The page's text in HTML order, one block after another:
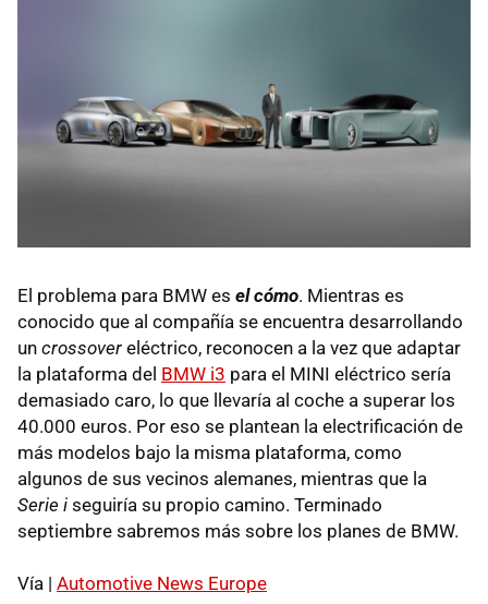
El problema para BMW es el cómo. Mientras es
conocido que al compañía se encuentra desarrollando
un crossover eléctrico, reconocen a la vez que adaptar
la plataforma del BMW i3 para el MINI eléctrico sería
demasiado caro, lo que llevaría al coche a superar los
40.000 euros. Por eso se plantean la electrificación de
más modelos bajo la misma plataforma, como
algunos de sus vecinos alemanes, mientras que la
Serie i seguiría su propio camino. Terminado
septiembre sabremos más sobre los planes de BMW.
Vía | Automotive News Europe